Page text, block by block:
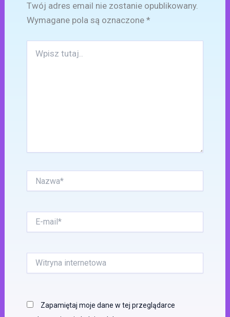
Twój adres email nie zostanie opublikowany.
Wymagane pola są oznaczone *
tutaj..
mail*
internetowa
Zapamiętaj moje dane w tej przeglądarce